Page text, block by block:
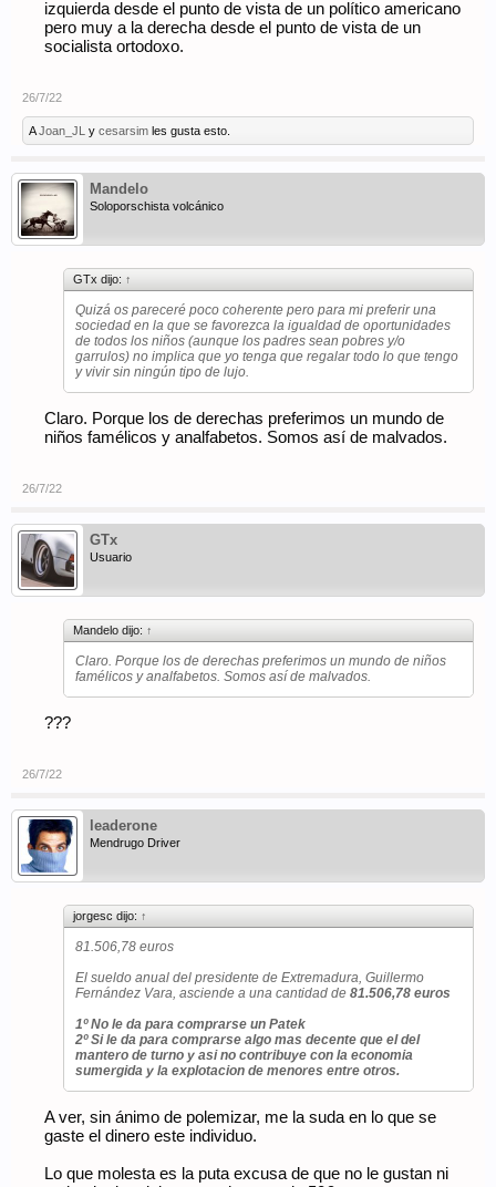
izquierda desde el punto de vista de un político americano
pero muy a la derecha desde el punto de vista de un
socialista ortodoxo.
26/7/22
AJoan_JL y cesarsim les gusta esto.
Mandelo
Soloporschista volcánico
GTx dijo: ↑
Quizá os pareceré poco coherente pero para mi preferir una
sociedad en la que se favorezca la igualdad de oportunidades
de todos los niños (aunque los padres sean pobres y/o
garrulos) no implica que yo tenga que regalar todo lo que tengo
y vivir sin ningún tipo de lujo.
Claro. Porque los de derechas preferimos un mundo de
niños famélicos y analfabetos. Somos así de malvados.
26/7/22
GTx
Usuario
Mandelo dijo: ↑
Claro. Porque los de derechas preferimos un mundo de niños
famélicos y analfabetos. Somos así de malvados.
???
26/7/22
leaderone
Mendrugo Driver
jorgesc dijo: ↑
81.506,78 euros
El sueldo anual del presidente de Extremadura, Guillermo
Fernández Vara, asciende a una cantidad de81.506,78 euros
1º No le da para comprarse un Patek
2º Si le da para comprarse algo mas decente que el del
mantero de turno y asi no contribuye con la economia
sumergida y la explotacion de menores entre otros.
A ver, sin ánimo de polemizar, me la suda en lo que se
gaste el dinero este individuo.
Lo que molesta es la puta excusa de que no le gustan ni